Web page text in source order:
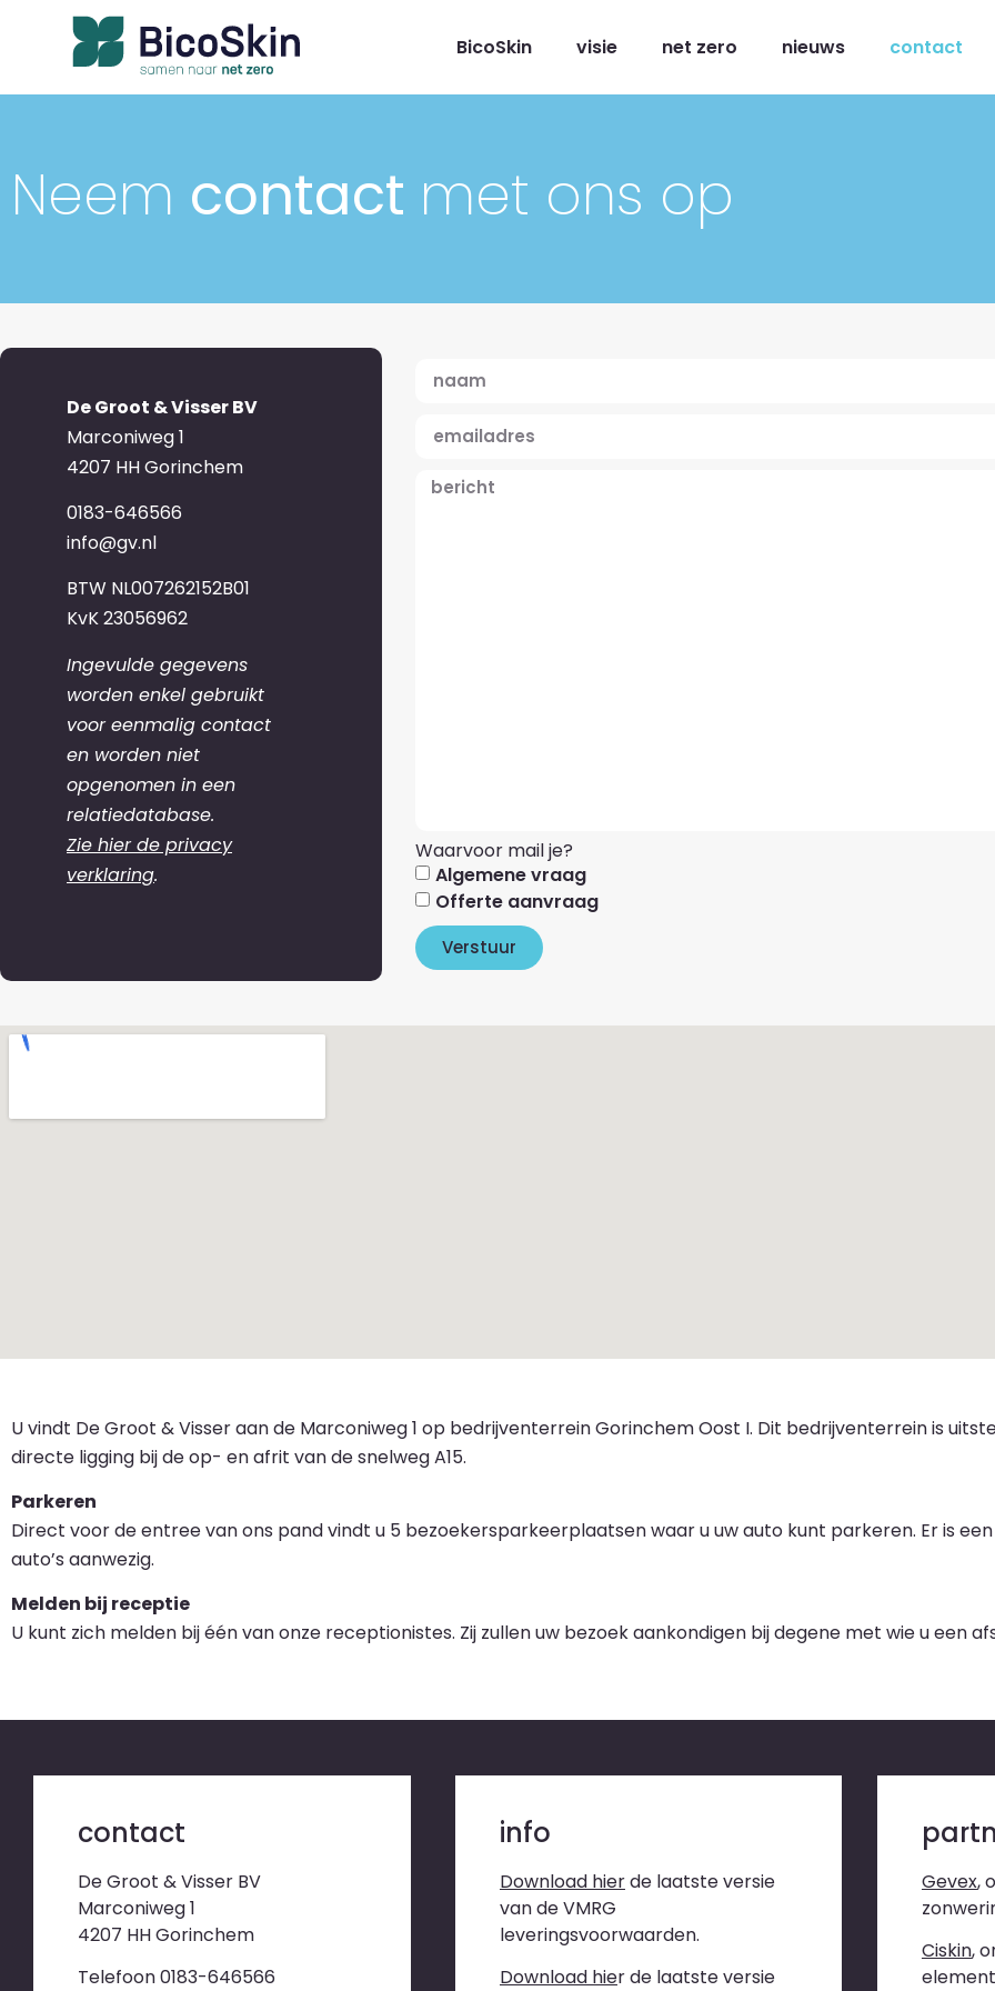
BicoSkin visie net zero nieuws contact
Neem contact met ons op
De Groot & Visser BV
Marconiweg 1
4207 HH Gorinchem
0183-646566
info@gv.nl
BTW NL007262152B01
KvK 23056962
Ingevulde gegevens
worden enkel gebruikt
voor eenmalig contact
en worden niet
opgenomen in een
relatiedatabase.
Zie hier de privacy
verklaring.
Waarvoor mail je?
Algemene vraag
Offerte aanvraag
Verstuur
​​U vindt De Groot & Visser aan de Marconiweg 1 op bedrijventerrein Gorinchem Oost I. Dit bedrijventerrein is
directe ligging bij de op- en afrit van de snelweg A15.
Parkeren
Direct voor de entree van ons pand vindt u 5 bezoekersparkeerplaatsen waar u uw auto kunt parkeren. Er is
auto’s aanwezig.
Melden bij receptie
U kunt zich melden bij één van onze receptionistes. Zij zullen uw bezoek aankondigen bij degene met wie u een
contact
De Groot & Visser BV
Marconiweg 1
4207 HH Gorinchem
Telefoon 0183-646566
info
Download hierde laatste versie
van de VMRG
leveringsvoorwaarden.
Download hierde laatste versie
Gevex,
Ciskin,